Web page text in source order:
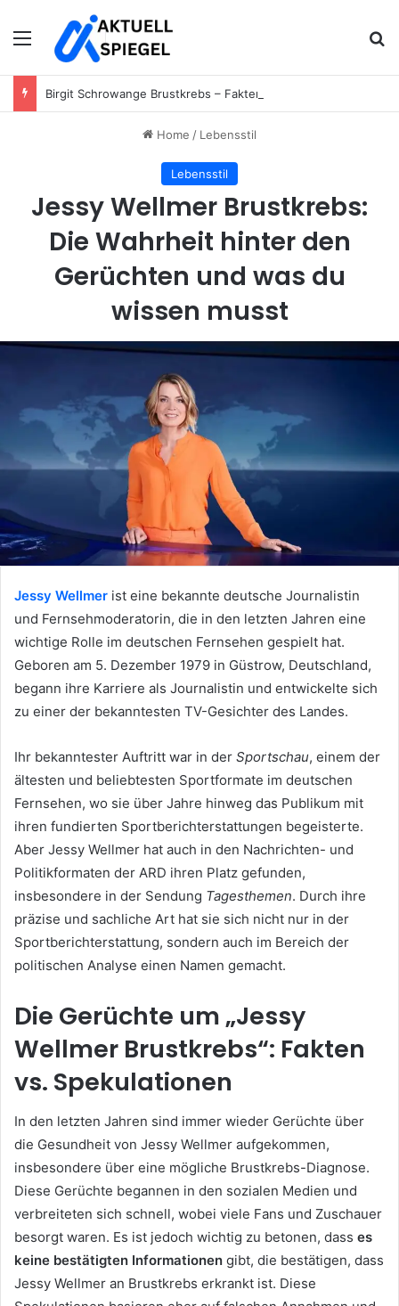
Menu
Home / Lebensstil
Lebensstil
Jessy Wellmer Brustkrebs:
Die Wahrheit hinter den
Gerüchten und was du
wissen musst
Jessy Wellmer ist eine bekannte deutsche Journalistin
und Fernsehmoderatorin, die in den letzten Jahren eine
wichtige Rolle im deutschen Fernsehen gespielt hat.
Geboren am 5. Dezember 1979 in Güstrow, Deutschland,
begann ihre Karriere als Journalistin und entwickelte sich
zu einer der bekanntesten TV-Gesichter des Landes.
Ihr bekanntester Auftritt war in der Sportschau, einem der
ältesten und beliebtesten Sportformate im deutschen
Fernsehen, wo sie über Jahre hinweg das Publikum mit
ihren fundierten Sportberichterstattungen begeisterte.
Aber Jessy Wellmer hat auch in den Nachrichten- und
Politikformaten der ARD ihren Platz gefunden,
insbesondere in der Sendung Tagesthemen. Durch ihre
präzise und sachliche Art hat sie sich nicht nur in der
Sportberichterstattung, sondern auch im Bereich der
politischen Analyse einen Namen gemacht.
Die Gerüchte um „Jessy
Wellmer Brustkrebs“: Fakten
vs. Spekulationen
In den letzten Jahren sind immer wieder Gerüchte über
die Gesundheit von Jessy Wellmer aufgekommen,
insbesondere über eine mögliche Brustkrebs-Diagnose.
Diese Gerüchte begannen in den sozialen Medien und
verbreiteten sich schnell, wobei viele Fans und Zuschauer
besorgt waren. Es ist jedoch wichtig zu betonen, dass es
keine bestätigten Informationen gibt, die bestätigen, dass
Jessy Wellmer an Brustkrebs erkrankt ist. Diese